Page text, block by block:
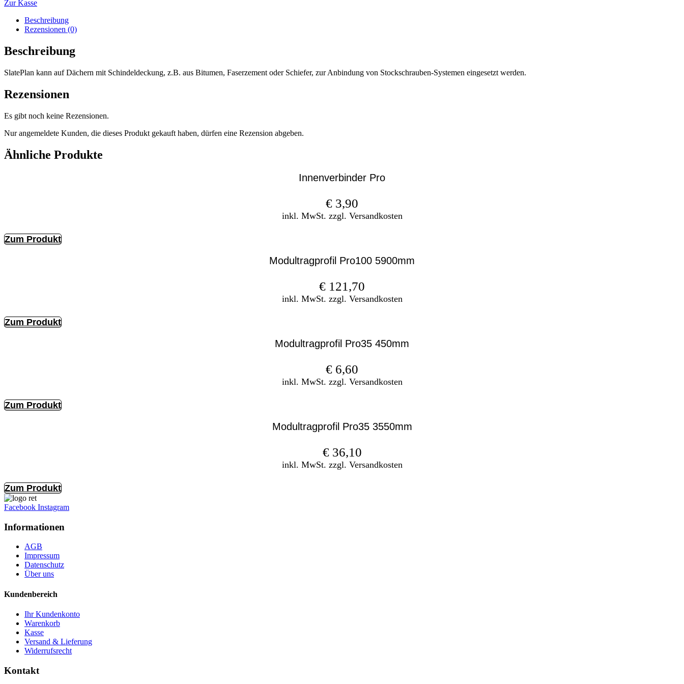
Zur Kasse
Beschreibung
Rezensionen (0)
Beschreibung
SlatePlan kann auf Dächern mit Schindeldeckung, z.B. aus Bitumen, Faserzement oder Schiefer, zur Anbindung von Stockschrauben-Systemen eingesetzt werden.
Rezensionen
Es gibt noch keine Rezensionen.
Nur angemeldete Kunden, die dieses Produkt gekauft haben, dürfen eine Rezension abgeben.
Ähnliche Produkte
Innenverbinder Pro
€ 3,90
inkl. MwSt. zzgl. Versandkosten
Zum Produkt
Modultragprofil Pro100 5900mm
€ 121,70
inkl. MwSt. zzgl. Versandkosten
Zum Produkt
Modultragprofil Pro35 450mm
€ 6,60
inkl. MwSt. zzgl. Versandkosten
Zum Produkt
Modultragprofil Pro35 3550mm
€36,10
inkl. MwSt. zzgl. Versandkosten
Zum Produkt
Facebook Instagram
Informationen
AGB
Impressum
Datenschutz
Über uns
Kundenbereich
Ihr Kundenkonto
Warenkorb
Kasse
Versand & Lieferung
Widerrufsrecht
Kontakt